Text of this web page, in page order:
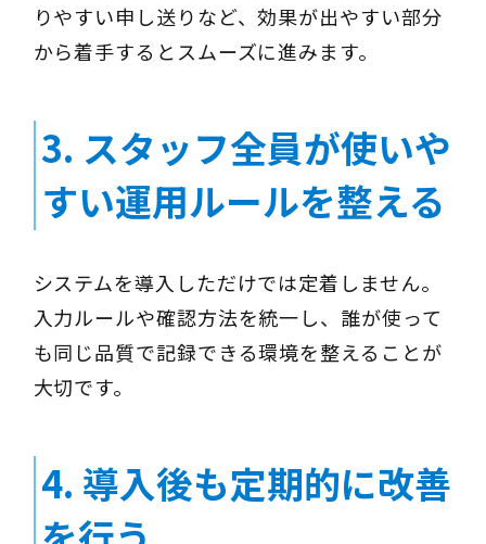
りやすい申し送りなど、効果が出やすい部分
から着手するとスムーズに進みます。
3. スタッフ全員が使いや
すい運用ルールを整える
システムを導入しただけでは定着しません。
入力ルールや確認方法を統一し、誰が使って
も同じ品質で記録できる環境を整えることが
大切です。
4. 導入後も定期的に改善